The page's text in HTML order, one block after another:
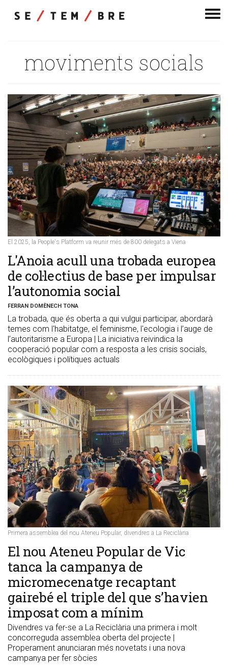
moviments socials
El 2025, la People's Platform va reunir més de 800 delegats a Viena
​L'Anoia acull una trobada europea
de col·lectius de base per impulsar
l’autonomia social
FERRAN DOMÈNECH TONA
La trobada, que és oberta a qui vulgui participar, abordarà
temes com l'habitatge, el feminisme, l'ecologia i l’auge de
l’autoritarisme a Europa | La iniciativa reivindica la
cooperació popular com a resposta a les crisis socials,
ecològiques i polítiques actuals
Primera assemblea del nou Ateneu Popular, divendres a La Reciclària
El nou Ateneu Popular de Vic
tanca la campanya de
micromecenatge recaptant
gairebé el triple del que s’havien
imposat com a mínim
Divendres va fer-se a La Reciclària una primera i molt
concorreguda assemblea oberta del projecte |
Properament anunciaran més novetats i una nova
campanya per fer sòcies